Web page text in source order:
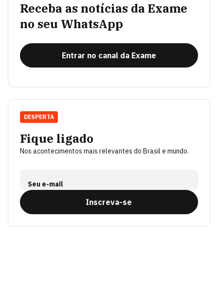
Receba as notícias da Exame
no seu WhatsApp
Entrar no canal da Exame
Fique ligado
Nos acontecimentos mais relevantes do Brasil e mundo.
Seu e-mail
Inscreva-se
DESPERTA